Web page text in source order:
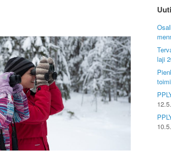
laji